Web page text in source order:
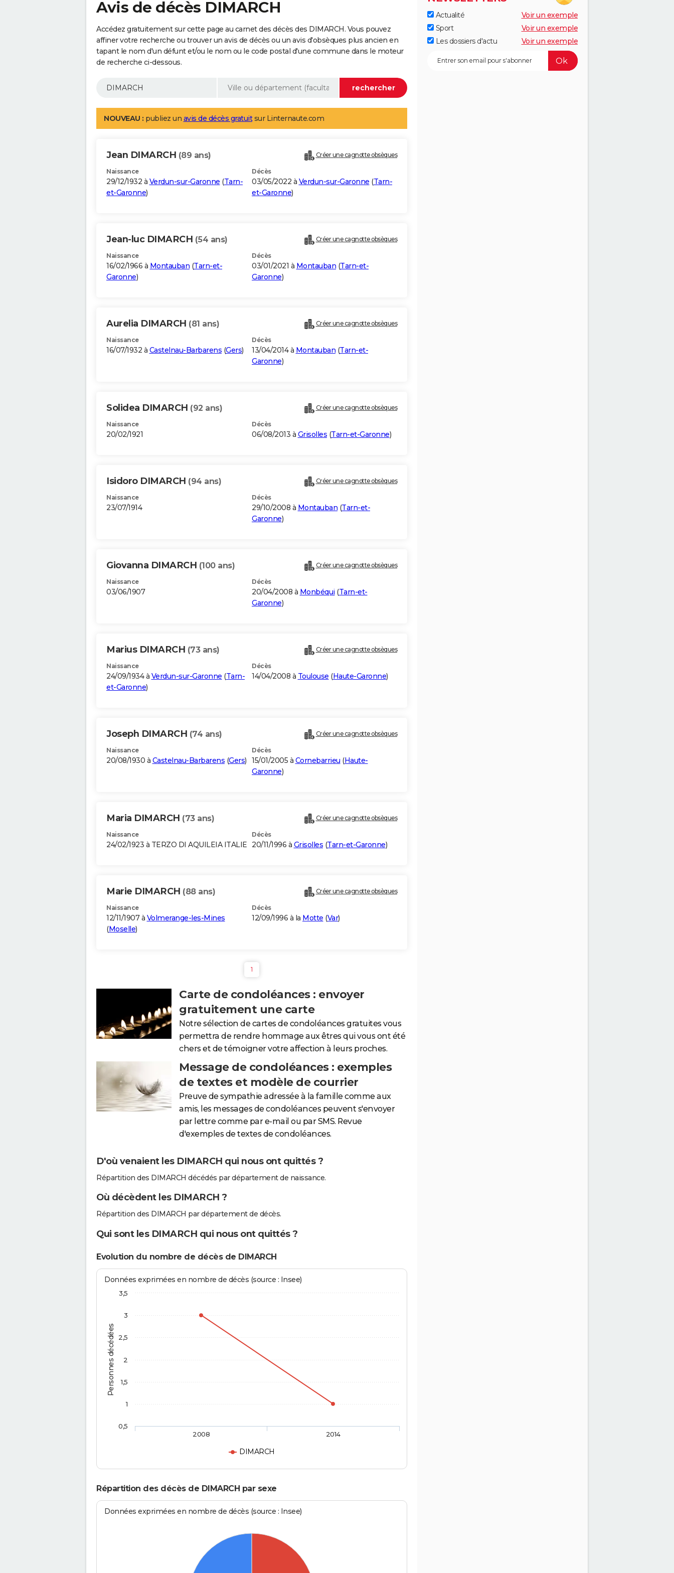
Avis de décès DIMARCH
Accédez gratuitement sur cette page au carnet des décès des DIMARCH. Vous pouvez
affiner votre recherche ou trouver un avis de décès ou un avis d'obsèques plus ancien en
tapant le nom d'un défunt et/ou le nom ou le code postal d'une commune dans le moteur
de recherche ci-dessous.
NOUVEAU : publiez un avis de décès gratuitsur Linternaute.com
Jean DIMARCH (89 ans) Créer une cagnotte obsèques
Naissance
29/12/1932 à Verdun-sur-Garonne (Tarn-
et-Garonne)
Décès
03/05/2022 à Verdun-sur-Garonne (Tarn-
et-Garonne)
Jean-luc DIMARCH (54 ans) Créer une cagnotte obsèques
Naissance
16/02/1966 à Montauban (Tarn-et-
Garonne)
Décès
03/01/2021 à Montauban (Tarn-et-
Garonne)
Aurelia DIMARCH (81 ans) Créer une cagnotte obsèques
Naissance
16/07/1932 à Castelnau-Barbarens (Gers)
Décès
13/04/2014 à Montauban (Tarn-et-
Garonne)
Solidea DIMARCH (92 ans) Créer une cagnotte obsèques
Naissance
20/02/1921
Décès
06/08/2013 à Grisolles (Tarn-et-Garonne)
Isidoro DIMARCH (94 ans) Créer une cagnotte obsèques
Naissance
23/07/1914
Décès
29/10/2008 à Montauban (Tarn-et-
Garonne)
Giovanna DIMARCH (100 ans) Créer une cagnotte obsèques
Naissance
03/06/1907
Décès
20/04/2008 à Monbéqui (Tarn-et-
Garonne)
Marius DIMARCH (73 ans) Créer une cagnotte obsèques
Naissance
24/09/1934 à Verdun-sur-Garonne (Tarn-
et-Garonne)
Décès
14/04/2008 à Toulouse (Haute-Garonne)
Joseph DIMARCH (74 ans) Créer une cagnotte obsèques
Naissance
20/08/1930 à Castelnau-Barbarens (Gers)
Décès
15/01/2005 à Cornebarrieu (Haute-
Garonne)
Maria DIMARCH (73 ans) Créer une cagnotte obsèques
Naissance
24/02/1923 à TERZO DI AQUILEIA ITALIE
Décès
20/11/1996 à Grisolles (Tarn-et-Garonne)
Marie DIMARCH (88 ans) Créer une cagnotte obsèques
Naissance
12/11/1907 à Volmerange-les-Mines
(Moselle)
Décès
12/09/1996 à la Motte (Var)
1
Carte de condoléances : envoyer
gratuitement une carte
Notre sélection de cartes de condoléances gratuites vous
permettra de rendre hommage aux êtres qui vous ont été
chers et de témoigner votre affection à leurs proches.
Message de condoléances : exemples
de textes et modèle de courrier
Preuve de sympathie adressée à la famille comme aux
amis, les messages de condoléances peuvent s'envoyer
par lettre comme par e-mail ou par SMS. Revue
d'exemples de textes de condoléances.
D'où venaient les DIMARCH qui nous ont quittés ?
Répartition des DIMARCH décédés par département de naissance.
Où décèdent les DIMARCH ?
Répartition des DIMARCH par département de décès.
Qui sont les DIMARCH qui nous ont quittés ?
Evolution du nombre de décès de DIMARCH
Personnes décédées
Données exprimées en nombre de décès (source : Insee)
DIMARCH
2008 2014
0,5
1
1,5
2
2,5
3
3,5
Répartition des décès de DIMARCH par sexe
Données exprimées en nombre de décès (source : Insee)
Actualité
Voir un exemple
Sport
Voir un exemple
Les dossiers d'actu
Voir un exemple